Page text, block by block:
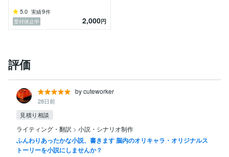
5.0 実績9件
受付休止中
2,000円
評価
by cuteworker
28日前
見積り相談
ライティング・翻訳 > 小説・シナリオ制作
ふんわりあったかな小説、書きます 脳内のオリキャラ・オリジナルス
トーリーを小説にしませんか？